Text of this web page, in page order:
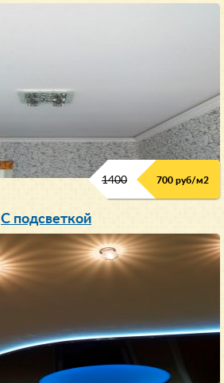
1400 700 руб/м2
С подсветкой